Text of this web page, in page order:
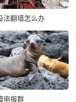
法翻墙怎么办
电报群